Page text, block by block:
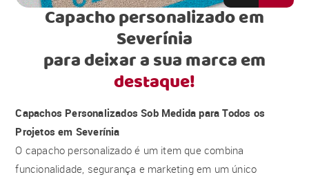
Capacho personalizado em
Severínia
para deixar a sua marca em
destaque!
Capachos Personalizados Sob Medida para Todos os
Projetos em Severínia
O capacho personalizado é um item que combina
funcionalidade, segurança e marketing em um único